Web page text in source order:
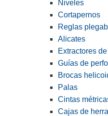
Niveles
Cortapernos
Reglas
Alicates
Extractores
Guías de
Brocas
Palas
Cintas
Cajas de